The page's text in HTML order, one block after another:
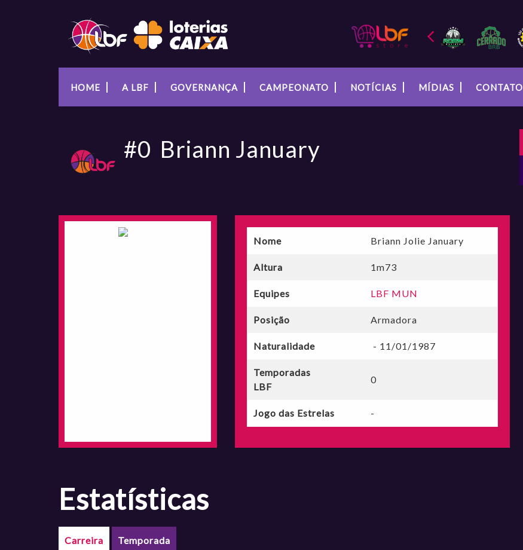
HOME A LBF GOVERNANÇA CAMPEONATO NOTÍCIAS MÍDIAS CONTATO
#0 Briann January
Nome Briann Jolie January
Altura 1m73
Equipes LBF MUN
Posição Armadora
Naturalidade - 11/01/1987
Temporadas
LBF
0
Jogo das Estrelas -
estatísticas
Carreira Temporada